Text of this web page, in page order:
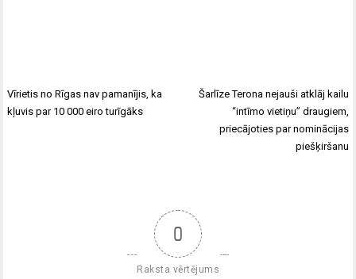
Vīrietis no Rīgas nav pamanījis, ka
kļuvis par 10 000 eiro turīgāks
Šarlīze Terona nejauši atklāj kailu
“intīmo vietiņu” draugiem,
priecājoties par nominācijas
piešķiršanu
0
Raksta vērtējums